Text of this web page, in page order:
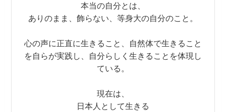
本当の自分とは、
ありのまま、飾らない、等身大の自分のこと。
心の声に正直に生きること、自然体で生きること
を自らが実践し、自分らしく生きることを体現し
ている。
現在は、
日本人として生きる